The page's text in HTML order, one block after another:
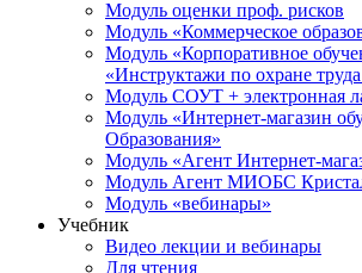
Модуль оценки проф. рисков
Модуль «Коммерческое
Модуль «Корпоративное
«Инструктажи по охране
Модуль СОУТ + электронная
Модуль «Интернет-магазин
Образования»
Модуль «Агент Интернет-
Модуль Агент МИОБС
Модуль «вебинары»
Учебник
Видео лекции и вебинары
Для чтения